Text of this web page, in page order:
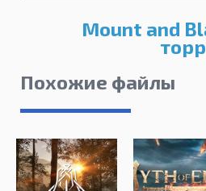
Mount and
Похожие файлы